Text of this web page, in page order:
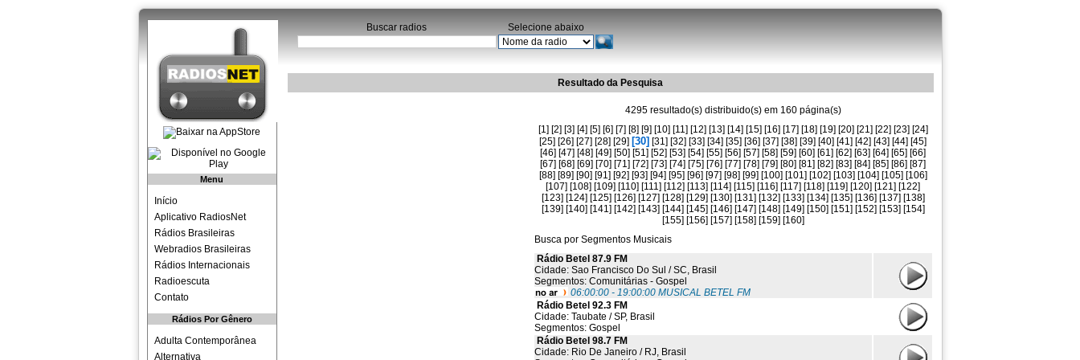
Buscar radios Selecione abaixo
Menu
Início
Aplicativo RadiosNet
Rádios Brasileiras
Webradios Brasileiras
Rádios Internacionais
Radioescuta
Contato
Rádios Por Gênero
Adulta Contemporânea
Alternativa
Resultado da Pesquisa
4295 resultado(s) distribuido(s) em 160 página(s)
[1] [2] [3] [4] [5] [6] [7] [8] [9] [10] [11] [12] [13] [14] [15] [16] [17] [18] [19] [20] [21] [22] [23] [24]
[25] [26] [27] [28] [29] [30] [31] [32] [33] [34] [35] [36] [37] [38] [39] [40] [41] [42] [43] [44] [45]
[46] [47] [48] [49] [50] [51] [52] [53] [54] [55] [56] [57] [58] [59] [60] [61] [62] [63] [64] [65] [66]
[67] [68] [69] [70] [71] [72] [73] [74] [75] [76] [77] [78] [79] [80] [81] [82] [83] [84] [85] [86] [87]
[88] [89] [90] [91] [92] [93] [94] [95] [96] [97] [98] [99] [100] [101] [102] [103] [104] [105] [106]
[107] [108] [109] [110] [111] [112] [113] [114] [115] [116] [117] [118] [119] [120] [121] [122]
[123] [124] [125] [126] [127] [128] [129] [130] [131] [132] [133] [134] [135] [136] [137] [138]
[139] [140] [141] [142] [143] [144] [145] [146] [147] [148] [149] [150] [151] [152] [153] [154]
[155] [156] [157] [158] [159] [160]
Busca por Segmentos Musicais
Rádio Betel 87.9 FM
Cidade: Sao Francisco Do Sul / SC, Brasil
Segmentos: Comunitárias - Gospel
06:00:00 - 19:00:00 MUSICAL BETEL FM
Rádio Betel 92.3 FM
Cidade: Taubate / SP, Brasil
Segmentos: Gospel
Rádio Betel 98.7 FM
Cidade: Rio De Janeiro / RJ, Brasil